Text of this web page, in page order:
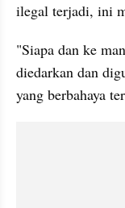
ilegal terjadi, ini
"Siapa dan ke
diedarkan dan
yang berbahaya